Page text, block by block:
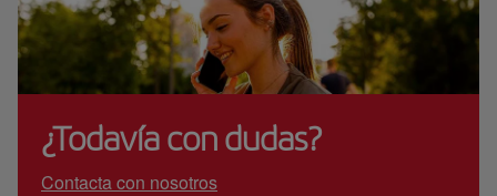
¿Todavía con dudas?
Contacta con nosotros